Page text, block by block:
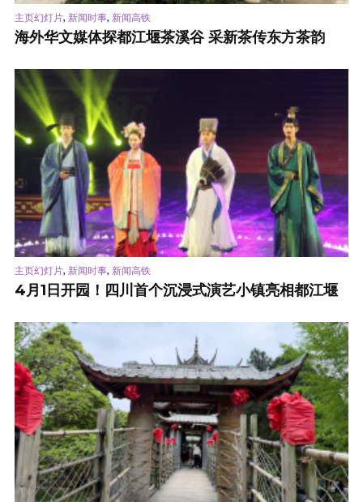
主页幻灯片, 新闻时事, 新闻高铁
海外华文媒体探都江堰茶溪谷 采新茶传东方茶韵
主页幻灯片, 新闻时事, 新闻高铁
4月1日开园！四川首个沉浸式演艺小镇亮相都江堰